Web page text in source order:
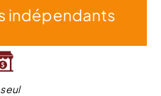
indépendants